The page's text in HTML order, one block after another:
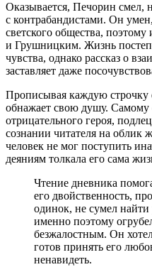
Оказывается, Печорин смел,
с контрабандистами. Он
светского общества,
и Грушницким. Жизнь
чувства, однако рассказ о
заставляет даже
Прописывая каждую строчку
обнажает свою душу. Самому
отрицательного героя,
сознании читателя на облик
человек не мог поступить
деяниям толкала его сама
Чтение дневника
его двойственность,
одинок, не сумел
именно поэтому
безжалостным. Он
готов принять его
ненавидеть.